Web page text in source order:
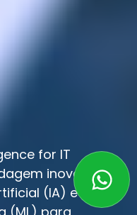
for IT
inovadora
(IA) e